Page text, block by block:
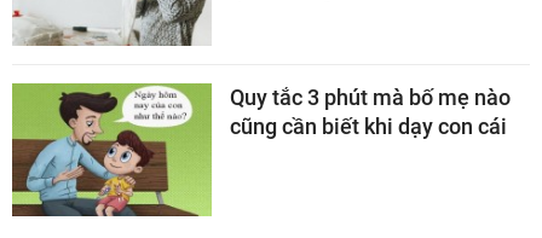
Quy tắc 3 phút mà bố mẹ nào
cũng cần biết khi dạy con cái